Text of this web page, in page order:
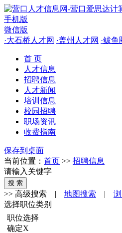
手机版
微信版
·大石桥人才网 ·盖州人才网 ·鲅鱼
首 页
人才信息
招聘信息
人才新闻
培训信息
校园招聘
职场资讯
收费指南
保存到桌面
当前位置： 首页 >> 招聘信息
请输入关键字
>> 高级搜索 | 地图搜索 |
选择职位类别
职位选择
确定X